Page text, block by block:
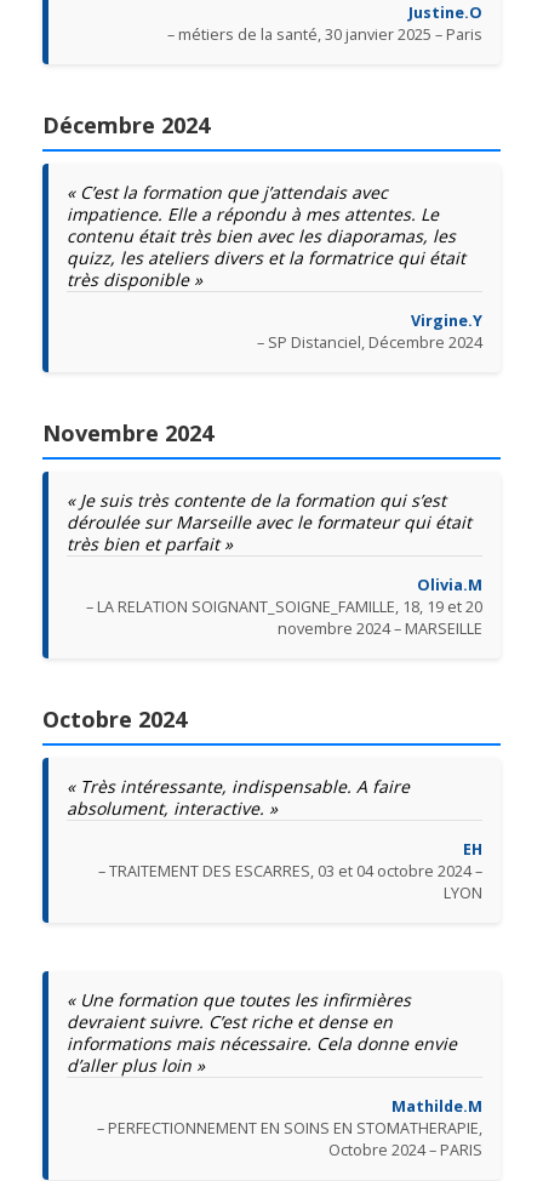
Justine.O
– métiers de la santé, 30 janvier 2025 – Paris
Décembre 2024
« C’est la formation que j’attendais avec
impatience. Elle a répondu à mes attentes. Le
contenu était très bien avec les diaporamas, les
quizz, les ateliers divers et la formatrice qui était
très disponible »
Virgine.Y
– SP Distanciel, Décembre 2024
Novembre 2024
« Je suis très contente de la formation qui s’est
déroulée sur Marseille avec le formateur qui était
très bien et parfait »
Olivia.M
– LA RELATION SOIGNANT_SOIGNE_FAMILLE, 18, 19 et 20
novembre 2024 – MARSEILLE
Octobre 2024
« Très intéressante, indispensable. A faire
absolument, interactive. »
EH
– TRAITEMENT DES ESCARRES, 03 et 04 octobre 2024 –
LYON
« Une formation que toutes les infirmières
devraient suivre. C’est riche et dense en
informations mais nécessaire. Cela donne envie
d’aller plus loin »
Mathilde.M
– PERFECTIONNEMENT EN SOINS EN STOMATHERAPIE,
Octobre 2024 – PARIS